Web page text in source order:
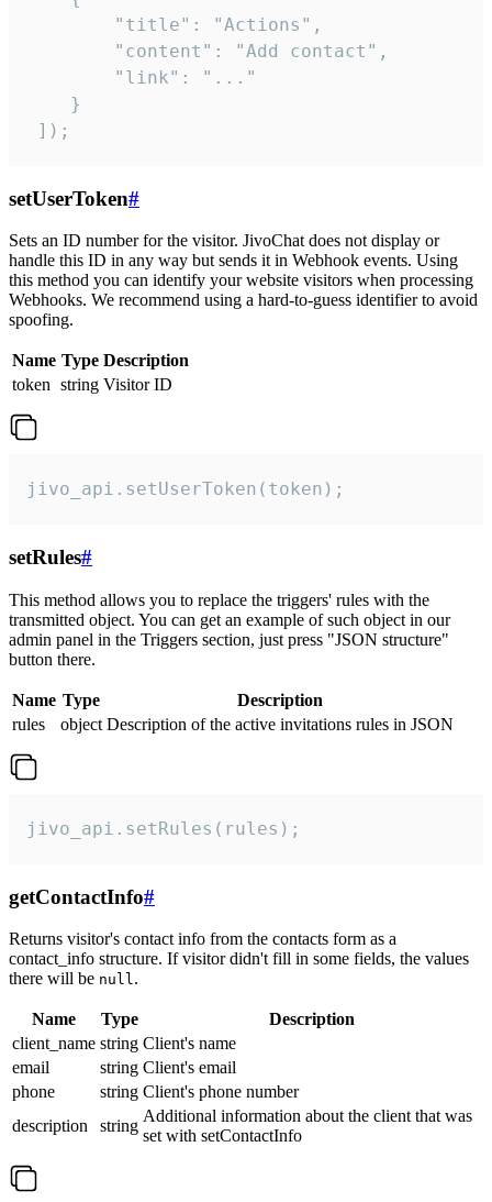
        "title": "Actions",
        "content": "Add contact",
        "link": "..."
    }
]);
setUserToken#
Sets an ID number for the visitor. JivoChat does not display or
handle this ID in any way but sends it in Webhook events. Using
this method you can identify your website visitors when processing
Webhooks. We recommend using a hard-to-guess identifier to avoid
spoofing.
Name Type Description
token string Visitor ID
jivo_api.setUserToken(token);
setRules#
This method allows you to replace the triggers' rules with the
transmitted object. You can get an example of such object in our
admin panel in the Triggers section, just press "JSON structure"
button there.
Name Type
Description
rules
object Description of the active invitations rules in JSON
jivo_api.setRules(rules);
getContactInfo#
Returns visitor's contact info from the contacts form as a
contact_info structure. If visitor didn't fill in some fields, the values
there will be null.
Name Type
Description
client_name string Client's name
email
string Client's email
phone
string Client's phone number
description
string
Additional information about the client that was
set with setContactInfo